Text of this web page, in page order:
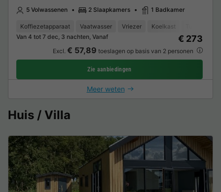
5 Volwassenen 2 Slaapkamers 1 Badkamer
Koffiezetapparaat Vaatwasser Vriezer Koelkast
Van 4 tot 7 dec, 3 nachten, Vanaf
€ 273
Excl. € 57,89 toeslagen op basis van 2 personen
Zie aanbiedingen
Meer weten
Huis / Villa